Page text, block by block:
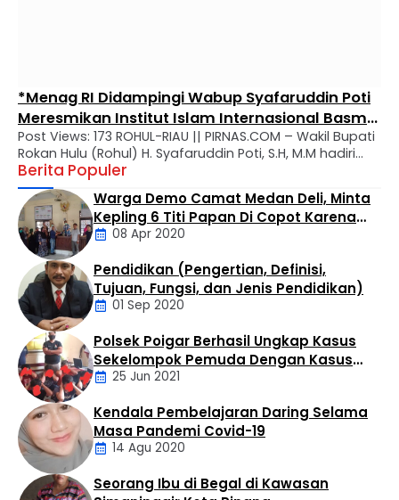
*Menag RI Didampingi Wabup Syafaruddin Poti
Meresmikan Institut Islam Internasional Basma
di Rokan Hulu*
Post Views: 173 ROHUL-RIAU || PIRNAS.COM – Wakil Bupati
Rokan Hulu (Rohul) H. Syafaruddin Poti, S.H, M.M hadiri
Kegiatan Peresmian Gedung Institut Islam Internasional
Basma Darul Ilmi Wassa’adah dan Penandatanganan
Prasasti di Komplek Pondok Pesantren Basma Darul Ilmi
Wassa’adah, Yayasan Basma Aeyla Jaya di
Kecamatan Kepenuhan, Jum’at (01/08/2025). Kegiatan
dihadiri Menteri Agama (Menag) Republik Indonesia …
Berita Populer
Daerah
Warga Demo Camat Medan Deli, Minta
Kepling 6 Titi Papan Di Copot Karena
Tak Perduli Sama Warganya
08 Apr 2020
Artikel
Pendidikan (Pengertian, Definisi,
Tujuan, Fungsi, dan Jenis Pendidikan)
01 Sep 2020
Daerah
Polsek Poigar Berhasil Ungkap Kasus
Sekelompok Pemuda Dengan Kasus
Pencabulan
25 Jun 2021
Artikel
Kendala Pembelajaran Daring Selama
Masa Pandemi Covid-19
14 Agu 2020
Seorang Ibu di Begal di Kawasan